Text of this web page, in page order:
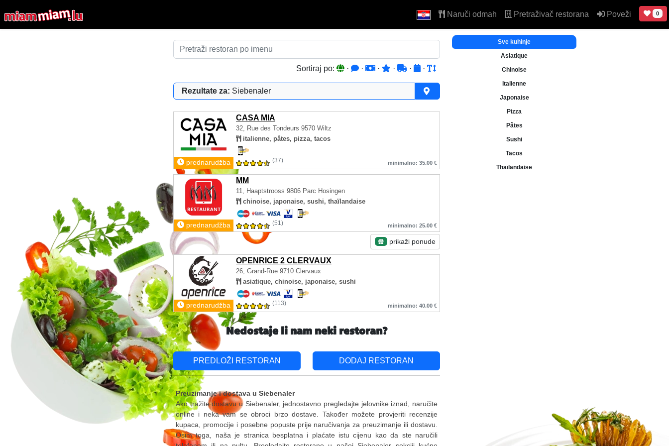
Naruči odmah Pretraživač restorana Poveži 0
Sortiraj po: · · · · · ·
Rezultate za: Siebenaler
CASA MIA
32, Rue des Tondeurs 9570 Wiltz
italienne, pâtes, pizza, tacos
prednarudžba (37) minimalno: 35.00 €
MM
11, Haaptstrooss 9806 Parc Hosingen
chinoise, japonaise, sushi, thaïlandaise
prednarudžba (51) minimalno: 25.00 €
prikaži ponude
OPENRICE 2 CLERVAUX
26, Grand-Rue 9710 Clervaux
asiatique, chinoise, japonaise, sushi
prednarudžba (113) minimalno: 40.00 €
Sve kuhinje
Asiatique
Chinoise
Italienne
Japonaise
Pizza
Pâtes
Sushi
Tacos
Thaïlandaise
Nedostaje li nam neki restoran?
PREDLOŽI RESTORAN DODAJ RESTORAN
Preuzimanje i dostava u Siebenaler
Ako tražite dostavu u Siebenaler, jednostavno pregledajte jelovnike iznad, naručite
online i neka vam se obroci brzo dostave. Također možete provjeriti recenzije
kupaca, promocije i posebne popuste prije naručivanja za preuzimanje ili dostavu.
Osim toga, naša je stranica besplatna i plaćate istu cijenu kao da ste naručili